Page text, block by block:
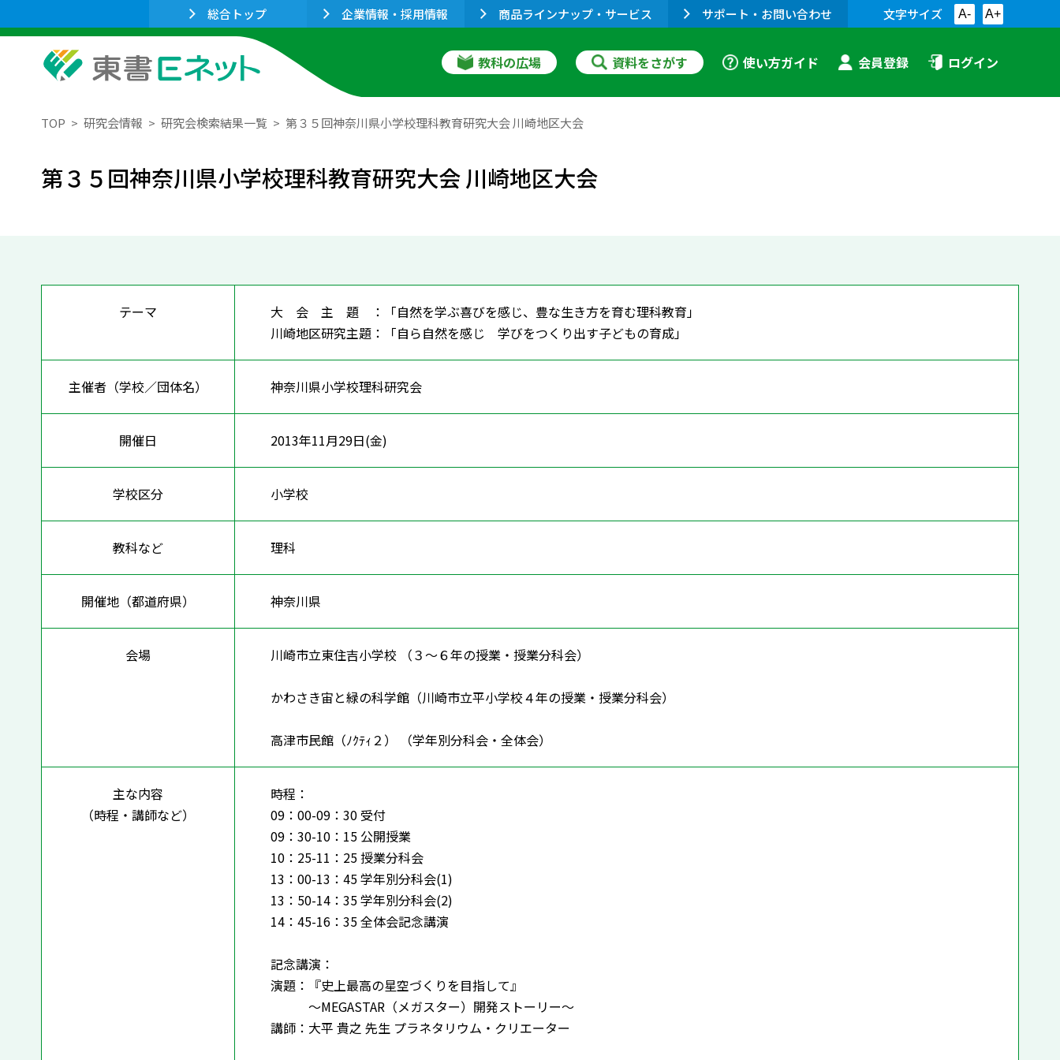
総合トップ 企業情報・採用情報 商品ラインナップ・サービス サポート・お問い合わせ 文字サイズ A- A+
教科の広場 資料をさがす 使い方ガイド 会員登録 ログイン
TOP 研究会情報 研究会検索結果一覧 第３５回神奈川県小学校理科教育研究大会 川崎地区大会
第３５回神奈川県小学校理科教育研究大会 川崎地区大会
テーマ
大 会 主 題 ：「自然を学ぶ喜びを感じ、豊な生き方を育む理科教育」
川崎地区研究主題：「自ら自然を感じ 学びをつくり出す子どもの育成」
主催者（学校／団体名） 神奈川県小学校理科研究会
開催日 2013年11月29日(金)
学校区分 小学校
教科など 理科
開催地（都道府県） 神奈川県
会場 川崎市立東住吉小学校 （３～６年の授業・授業分科会）
かわさき宙と緑の科学館（川崎市立平小学校４年の授業・授業分科会）
高津市民館（ﾉｸﾃｨ２） （学年別分科会・全体会）
主な内容
（時程・講師など）
時程：
09：00-09：30 受付
09：30-10：15 公開授業
10：25-11：25 授業分科会
13：00-13：45 学年別分科会(1)
13：50-14：35 学年別分科会(2)
14：45-16：35 全体会記念講演
記念講演：
演題：『史上最高の星空づくりを目指して』
～MEGASTAR（メガスター）開発ストーリー～
講師：大平 貴之 先生 プラネタリウム・クリエーター